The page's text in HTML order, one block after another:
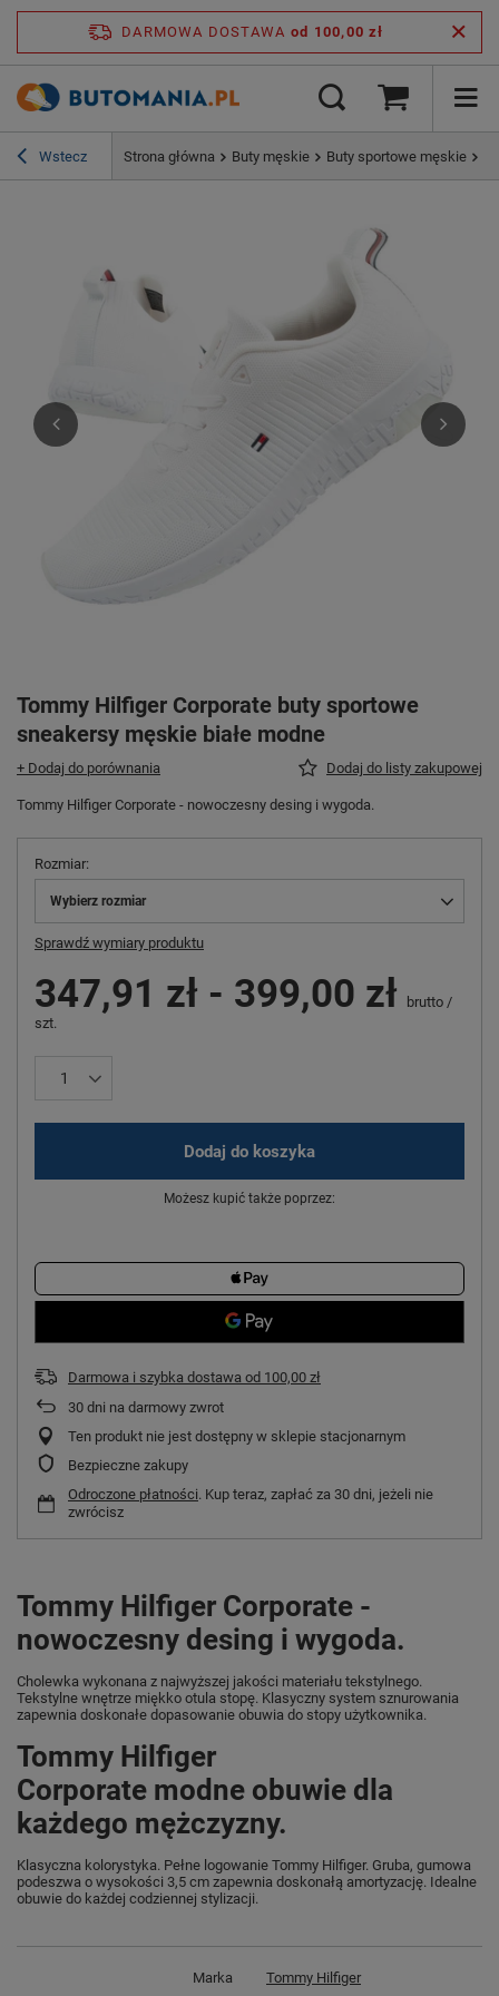
DARMOWA DOSTAWA od 100,00 zł
Wstecz Strona główna Buty męskie Buty sportowe męskie
Tommy Hilfiger Corporate buty sportowe
sneakersy męskie białe modne
+ Dodaj do porównania Dodaj do listy zakupowej
Tommy Hilfiger Corporate - nowoczesny desing i wygoda.
Rozmiar
Wybierz rozmiar
Sprawdź wymiary produktu
347,91 zł - 399,00 zł brutto /
szt.
Dodaj do koszyka
Możesz kupić także poprzez:
Darmowa i szybka dostawa od 100,00 zł
30 dni na darmowy zwrot
Ten produkt nie jest dostępny w sklepie stacjonarnym
Bezpieczne zakupy
Odroczone płatności. Kup teraz, zapłać za 30 dni, jeżeli nie
zwrócisz
Tommy Hilfiger Corporate -
nowoczesny desing i wygoda.
Cholewka wykonana z najwyższej jakości materiału tekstylnego.
Tekstylne wnętrze miękko otula stopę. Klasyczny system sznurowania
zapewnia doskonałe dopasowanie obuwia do stopy użytkownika.
Tommy Hilfiger
Corporate modne obuwie dla
każdego mężczyzny.
Klasyczna kolorystyka. Pełne logowanie Tommy Hilfiger. Gruba, gumowa
podeszwa o wysokości 3,5 cm zapewnia doskonałą amortyzację. Idealne
obuwie do każdej codziennej stylizacji.
Marka Tommy Hilfiger